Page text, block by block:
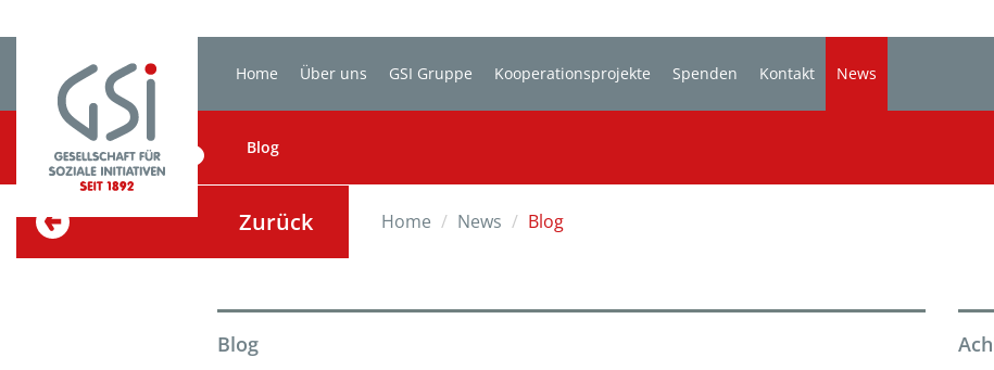
Home Über uns GSI Gruppe Kooperationsprojekte Spenden Kontakt News
Blog
BLOG
Zurück Home News Blog
Blog